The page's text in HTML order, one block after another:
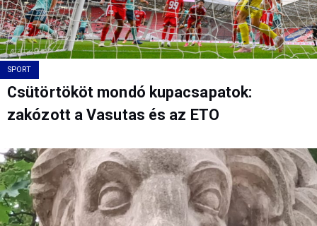
SPORT
Csütörtököt mondó kupacsapatok:
zakózott a Vasutas és az ETO